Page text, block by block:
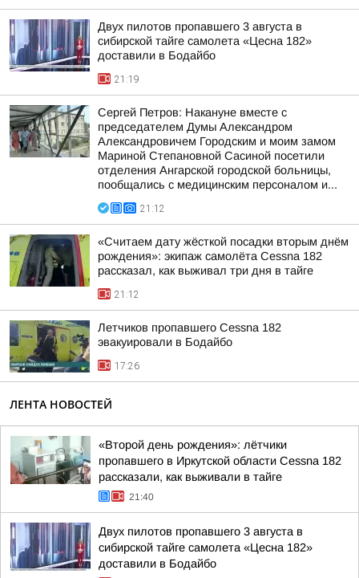
Двух пилотов пропавшего 3 августа в
сибирской тайге самолета «Цесна 182»
доставили в Бодайбо
21:19
Сергей Петров: Накануне вместе с
председателем Думы Александром
Александровичем Городским и моим замом
Мариной Степановной Сасиной посетили
отделения Ангарской городской больницы,
пообщались с медицинским персоналом и...
21:12
«Считаем дату жёсткой посадки вторым днём
рождения»: экипаж самолёта Cessna 182
рассказал, как выживал три дня в тайге
21:12
Летчиков пропавшего Cessna 182
эвакуировали в Бодайбо
17:26
ЛЕНТА НОВОСТЕЙ
«Второй день рождения»: лётчики
пропавшего в Иркутской области Cessna 182
рассказали, как выживали в тайге
21:40
Двух пилотов пропавшего 3 августа в
сибирской тайге самолета «Цесна 182»
доставили в Бодайбо